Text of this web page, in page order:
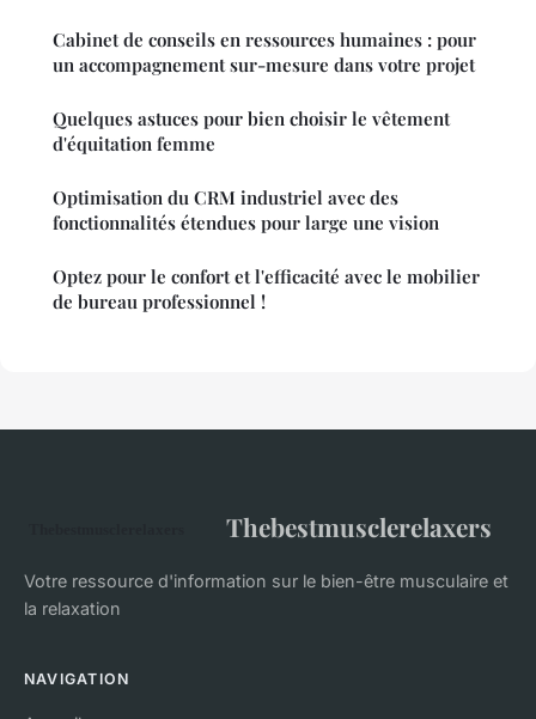
Cabinet de conseils en ressources humaines : pour
un accompagnement sur-mesure dans votre projet
Quelques astuces pour bien choisir le vêtement
d'équitation femme
Optimisation du CRM industriel avec des
fonctionnalités étendues pour large une vision
Optez pour le confort et l'efficacité avec le mobilier
de bureau professionnel !
Thebestmusclerelaxers
Votre ressource d'information sur le bien-être musculaire et
la relaxation
NAVIGATION